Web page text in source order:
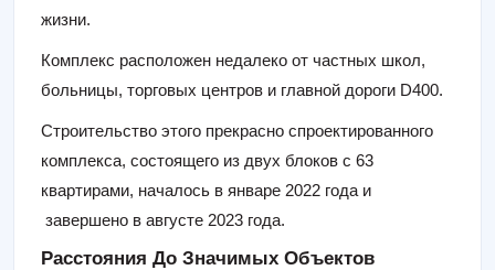
жизни.
Комплекс расположен недалеко от частных школ,
больницы, торговых центров и главной дороги D400.
Строительство этого прекрасно спроектированного
комплекса, состоящего из двух блоков с 63
квартирами, началось в январе 2022 года и
завершено в августе 2023 года.
Расстояния До Значимых Объектов